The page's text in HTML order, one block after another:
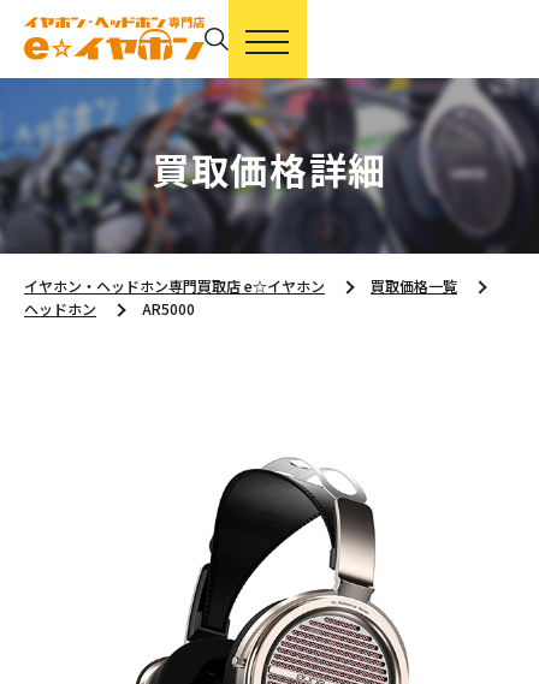
買取価格詳細
イヤホン・ヘッドホン専門買取店 e☆イヤホン
買取価格一覧
ヘッドホン
AR5000